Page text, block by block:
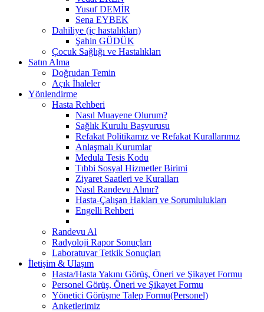
Yusuf DEMİR
Sena EYBEK
Dahiliye (iç hastalıkları)
Şahin GÜDÜK
Çocuk Sağlığı ve Hastalıkları
Satın Alma
Doğrudan Temin
Açık İhaleler
Yönlendirme
Hasta Rehberi
Nasıl Muayene Olurum?
Sağlık Kurulu Başvurusu
Refakat Politikamız ve Refakat Kurallarımız
Anlaşmalı Kurumlar
Medula Tesis Kodu
Tıbbi Sosyal Hizmetler Birimi
Ziyaret Saatleri ve Kuralları
Nasıl Randevu Alınır?
Hasta-Çalışan Hakları ve Sorumlulukları
Engelli Rehberi
Randevu Al
Radyoloji Rapor Sonuçları
Laboratuvar Tetkik Sonuçları
İletişim & Ulaşım
Hasta/Hasta Yakını Görüş, Öneri ve Şikayet Formu
Personel Görüş, Öneri ve Şikayet Formu
Yönetici Görüşme Talep Formu(Personel)
Anketlerimiz